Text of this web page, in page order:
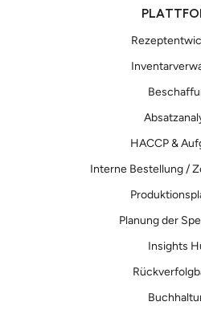
HACCP &
Interne Bestellung /
Planung der
Insights